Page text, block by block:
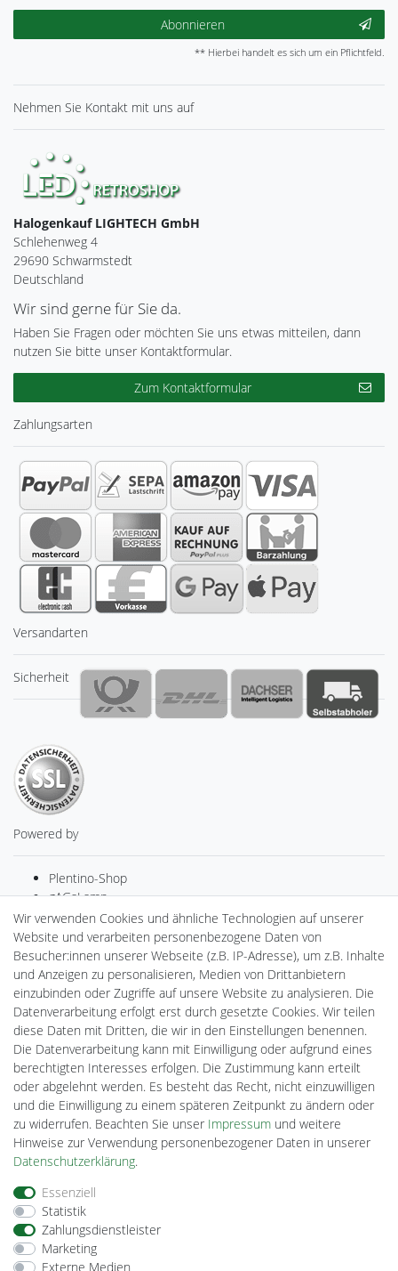
Abonnieren
** Hierbei handelt es sich um ein Pflichtfeld.
Nehmen Sie Kontakt mit uns auf
Halogenkauf LIGHTECH GmbH
Schlehenweg 4
29690 Schwarmstedt
Deutschland
Wir sind gerne für Sie da.
Haben Sie Fragen oder möchten Sie uns etwas mitteilen, dann
nutzen Sie bitte unser Kontaktformular.
Zum Kontaktformular
Zahlungsarten
Versandarten
Sicherheit
Powered by
Plentino-Shop
gAGaLamp
Drohnenstore24
MeinUSB
Batteriespeicher
PlentiSolar
Gebrauchtlicht
Ledkauf
DEYESOLAR
Lightech Connect
CardanLight Europe
FORTIMO LEDs
Cardanlight-Shop
Wallbox24
Barrierefreiheitserklärung
Wir verwenden Cookies und ähnliche Technologien auf unserer
Website und verarbeiten personenbezogene Daten von
Besucher:innen unserer Webseite (z.B. IP-Adresse), um z.B. Inhalte
und Anzeigen zu personalisieren, Medien von Drittanbietern
einzubinden oder Zugriffe auf unsere Website zu analysieren. Die
Datenverarbeitung erfolgt erst durch gesetzte Cookies. Wir teilen
diese Daten mit Dritten, die wir in den Einstellungen benennen.
Die Datenverarbeitung kann mit Einwilligung oder aufgrund eines
berechtigten Interesses erfolgen. Die Zustimmung kann erteilt
oder abgelehnt werden. Es besteht das Recht, nicht einzuwilligen
und die Einwilligung zu einem späteren Zeitpunkt zu ändern oder
zu widerrufen. Beachten Sie unser Impressum und weitere
Hinweise zur Verwendung personenbezogener Daten in unserer
Daten­schutz­erklärung.
Essenziell
Statistik
Zahlungsdienstleister
Marketing
Externe Medien